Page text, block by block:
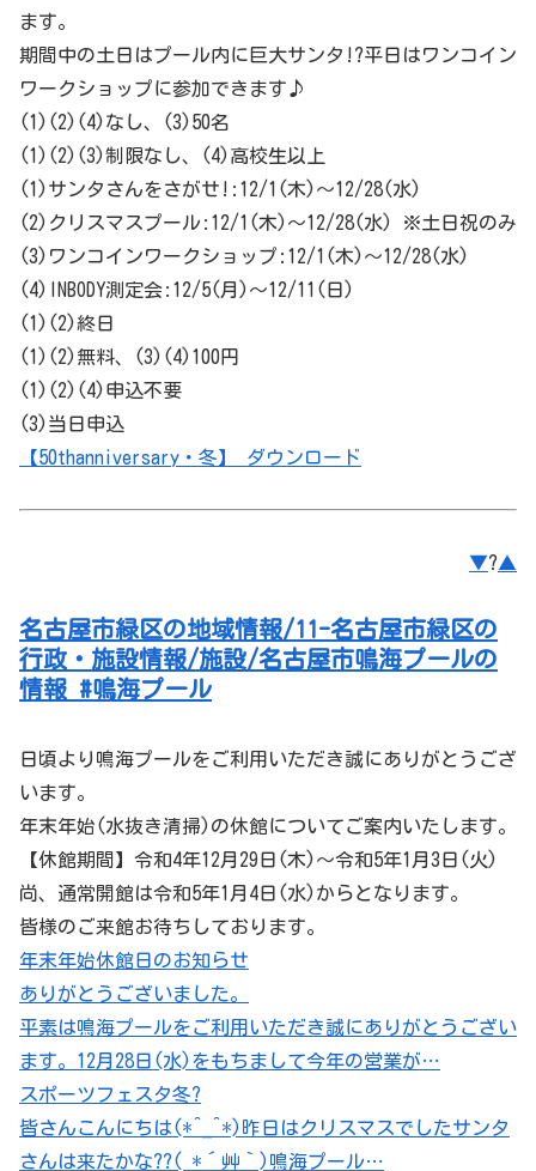
ます。
期間中の土日はプール内に巨大サンタ!?平日はワンコイン
ワークショップに参加できます♪
(1)(2)(4)なし、(3)50名
(1)(2)(3)制限なし、(4)高校生以上
(1)サンタさんをさがせ!:12/1(木)～12/28(水)
(2)クリスマスプール:12/1(木)～12/28(水) ※土日祝のみ
(3)ワンコインワークショップ:12/1(木)～12/28(水)
(4)INBODY測定会:12/5(月)～12/11(日)
(1)(2)終日
(1)(2)無料、(3)(4)100円
(1)(2)(4)申込不要
(3)当日申込
【50thanniversary・冬】 ダウンロード
▼?▲
名古屋市緑区の地域情報/11-名古屋市緑区の
行政・施設情報/施設/名古屋市鳴海プールの
情報 #鳴海プール
日頃より鳴海プールをご利用いただき誠にありがとうござ
います。
年末年始(水抜き清掃)の休館についてご案内いたします。
【休館期間】令和4年12月29日(木)～令和5年1月3日(火)
尚、通常開館は令和5年1月4日(水)からとなります。
皆様のご来館お待ちしております。
年末年始休館日のお知らせ
ありがとうございました。
平素は鳴海プールをご利用いただき誠にありがとうござい
ます。12月28日(水)をもちまして今年の営業が…
スポーツフェスタ冬?
皆さんこんにちは(*^_^*)昨日はクリスマスでしたサンタ
さんは来たかな??( *´艸｀)鳴海プール…